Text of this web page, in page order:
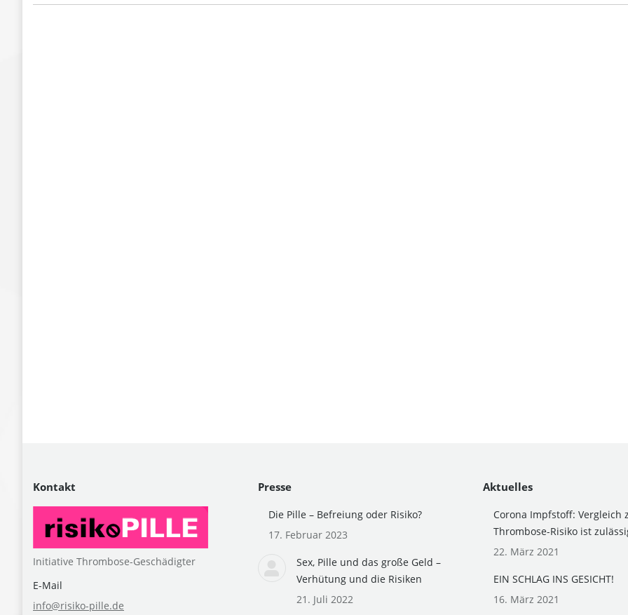
Kontakt
Initiative Thrombose-Geschädigter
E-Mail
info@risiko-pille.de
Presse
Die Pille – Befreiung oder Risiko?
17. Februar 2023
Sex, Pille und das große Geld –
Verhütung und die Risiken
21. Juli 2022
Aktuelles
Corona Impfstoff: Vergleich
Thrombose-Risiko ist
22. März 2021
EIN SCHLAG INS GESICHT!
16. März 2021